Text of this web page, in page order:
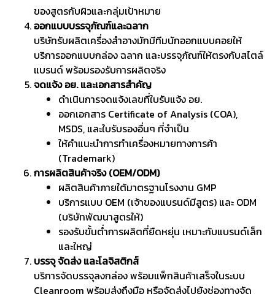
ของสูตรกับผิวและกลุ่มเป้าหมาย
ออกแบบบรรจุภัณฑ์และฉลาก
บริษัทรับผลิตเครื่องสำอางมักมีทีมนักออกแบบคอยให้
บริการออกแบบกล่อง ฉลาก และบรรจุภัณฑ์ให้ตรงกับสไตล์
แบรนด์ พร้อมรองรับการผลิตจริง
จดแจ้ง อย. และเอกสารสำคัญ
ดำเนินการจดแจ้งเลขที่ใบรับแจ้ง อย.
ออกเอกสาร Certificate of Analysis (COA),
MSDS, และใบรับรองอื่นๆ ที่จำเป็น
ให้คำแนะนำการทำเครื่องหมายทางการค้า
(Trademark)
การผลิตสินค้าจริง (OEM/ODM)
ผลิตสินค้าภายใต้มาตรฐานโรงงาน GMP
บริการแบบ OEM (เจ้าของแบรนด์มีสูตร) และ ODM
(บริษัทพัฒนาสูตรให้)
รองรับขั้นต่ำการผลิตที่ยืดหยุ่น เหมาะกับแบรนด์เล็ก
และใหญ่
บรรจุ จัดส่ง และโลจิสติกส์
บริการจัดบรรจุลงกล่อง พร้อมแพ็กสินค้าเสร็จในระบบ
Cleanroom พร้อมส่งถึงมือ หรือจัดส่งไปยังช่องทางจัด